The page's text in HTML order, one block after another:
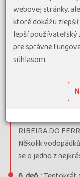
na jezera LAGOA
4. deň : lodní
CORVO, který je
kombinací
: Odjezd
turistická trasa
RIBEIRA DO
Několik
se o jedno z
webovej stránky,
ktoré dokážu
lepší používateľský
pre správne
súhlasom.